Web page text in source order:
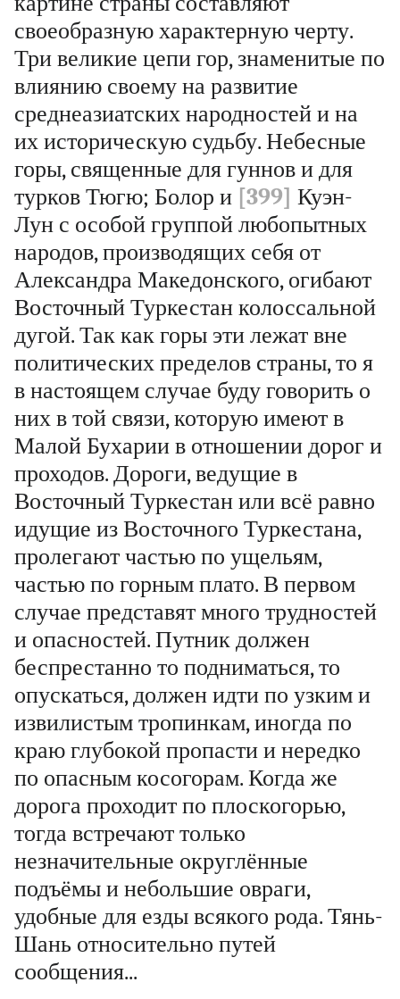
своеобразную характерную черту.
Три великие цепи гор, знаменитые по
влиянию своему на развитие
среднеазиатских народностей и на
их историческую судьбу. Небесные
горы, священные для гуннов и для
турков Тюгю; Болор и [399] Куэн-
Лун с особой группой любопытных
народов, производящих себя от
Александра Македонского, огибают
Восточный Туркестан колоссальной
дугой. Так как горы эти лежат вне
политических пределов страны, то я
в настоящем случае буду говорить о
них в той связи, которую имеют в
Малой Бухарии в отношении дорог и
проходов. Дороги, ведущие в
Восточный Туркестан или всё равно
идущие из Восточного Туркестана,
пролегают частью по ущельям,
частью по горным плато. В первом
случае представят много трудностей
и опасностей. Путник должен
беспрестанно то подниматься, то
опускаться, должен идти по узким и
извилистым тропинкам, иногда по
краю глубокой пропасти и нередко
по опасным косогорам. Когда же
дорога проходит по плоскогорью,
тогда встречают только
незначительные округлённые
подъёмы и небольшие овраги,
удобные для езды всякого рода. Тянь-
Шань относительно путей
сообщения...